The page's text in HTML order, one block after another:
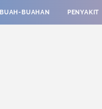
BUAH-BUAHAN PENYAKIT